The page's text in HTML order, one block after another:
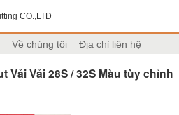
CO.,LTD
Về chúng tôi Địa chỉ liên hệ
Vải Vải 28S / 32S Màu tùy chỉnh